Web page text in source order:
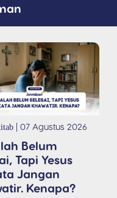
| 07 Agustus 2026
Belum
Tapi Yesus
Jangan
Kenapa?